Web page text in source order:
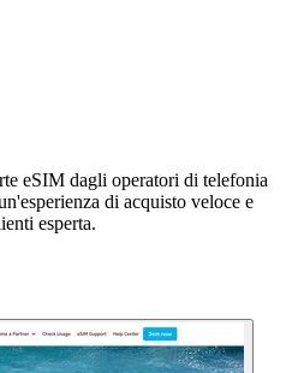
eSIM dagli operatori di telefonia
di acquisto veloce e
esperta.